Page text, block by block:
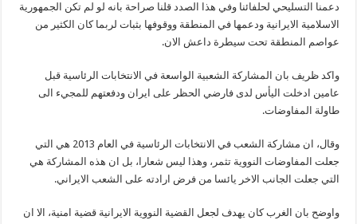
دعمنا التسليحي لحلفائنا وفي هذا الصدد قلنا صراحة بانه لو لم تكن الجمهورية
الاسلامية الايرانية ودعمها في المنطقة ووقوفها بثبات لربما كان الكثير من
عواصم المنطقة تحت سيطرة داعش الان.
واكد ظريف بان المشاركة الشعبية الواسعة في الانتخابات الرئاسية قبل
عامين ادخلت اليأس لدى فارضي الحظر على ايران ودفعتهم للمجيء الى
طاولة المفاوضات.
وقال، ان مشاركة الشعب في الانتخابات الرئاسية في العام 2013 هي التي
جعلت المفاوضات النووية تثمر، وهذا ليس شعارا، بل ان هذه المشاركة هي
التي جعلت الجانب الاخر يائسا من فرض ارادته على الشعب الايراني.
واوضح بان الغرب كان يهدف لجعل القضية النووية الايرانية قضية امنية، الا ان